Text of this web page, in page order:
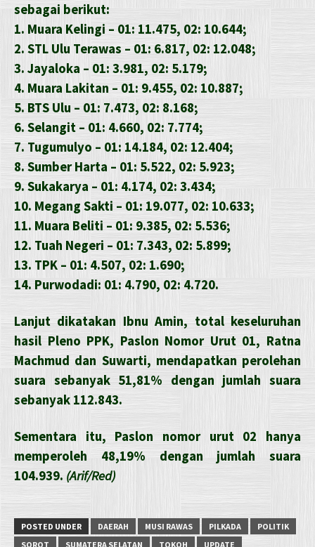
sebagai berikut:
1. Muara Kelingi – 01: 11.475, 02: 10.644;
2. STL Ulu Terawas – 01: 6.817, 02: 12.048;
3. Jayaloka – 01: 3.981, 02: 5.179;
4. Muara Lakitan – 01: 9.455, 02: 10.887;
5. BTS Ulu – 01: 7.473, 02: 8.168;
6. Selangit – 01: 4.660, 02: 7.774;
7. Tugumulyo – 01: 14.184, 02: 12.404;
8. Sumber Harta – 01: 5.522, 02: 5.923;
9. Sukakarya – 01: 4.174, 02: 3.434;
10. Megang Sakti – 01: 19.077, 02: 10.633;
11. Muara Beliti – 01: 9.385, 02: 5.536;
12. Tuah Negeri – 01: 7.343, 02: 5.899;
13. TPK – 01: 4.507, 02: 1.690;
14. Purwodadi: 01: 4.790, 02: 4.720.
Lanjut dikatakan Ibnu Amin, total keseluruhan
hasil Pleno PPK, Paslon Nomor Urut 01, Ratna
Machmud dan Suwarti, mendapatkan perolehan
suara sebanyak 51,81% dengan jumlah suara
sebanyak 112.843.
Sementara itu, Paslon nomor urut 02 hanya
memperoleh 48,19% dengan jumlah suara
104.939. (Arif/Red)
POSTED UNDER DAERAH MUSI RAWAS PILKADA
POLITIK
SOROT
SUMATERA SELATAN TOKOH UPDATE